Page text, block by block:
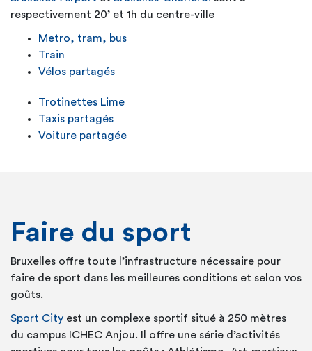
respectivement 20’ et 1h du centre-ville
Metro, tram, bus
Train
Vélos partagés
Trotinettes Lime
Taxis partagés
Voiture partagée
Faire du sport
Bruxelles offre toute l’infrastructure nécessaire pour
faire de sport dans les meilleures conditions et selon vos
goûts.
Sport City est un complexe sportif situé à 250 mètres
du campus ICHEC Anjou. Il offre une série d’activités